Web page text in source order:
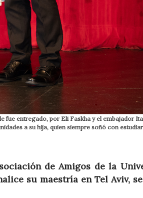
fue entregado, por Eli Faskha y el embajador
a su hija, quien siempre soñó con
de Amigos de la
su maestría en Tel Aviv,